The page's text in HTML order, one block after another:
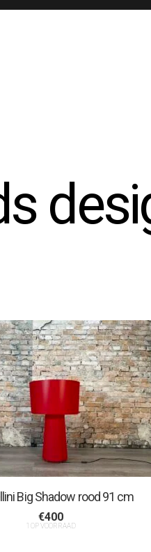
Big Shadow rood 91 cm
€400
1 OP VOORRAAD